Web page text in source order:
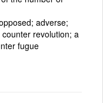
adverse;
revolution; a
fugue